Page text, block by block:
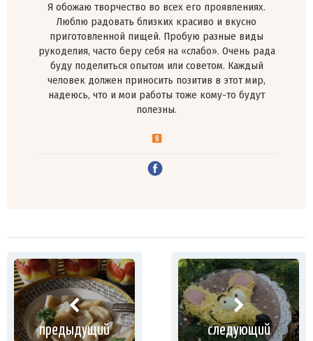
Я обожаю творчество во всех его проявлениях.
Люблю радовать близких красиво и вкусно
приготовленной пищей. Пробую разные виды
рукоделия, часто беру себя на «слабо». Очень рада
буду поделиться опытом или советом. Каждый
человек должен приносить позитив в этот мир,
надеюсь, что и мои работы тоже кому-то будут
полезны.
предыдущий следующий